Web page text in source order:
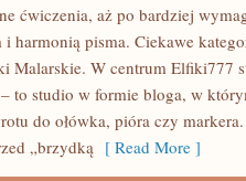
ćwiczenia, aż po bardziej
i harmonią pisma. Ciekawe
Malarskie. W centrum Elfiki777
to studio w formie bloga, w
do ołówka, pióra czy
„brzydką [ Read More ]